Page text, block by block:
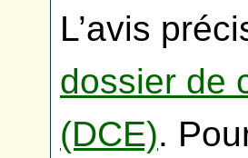
L’avis
dossier de
(DCE).